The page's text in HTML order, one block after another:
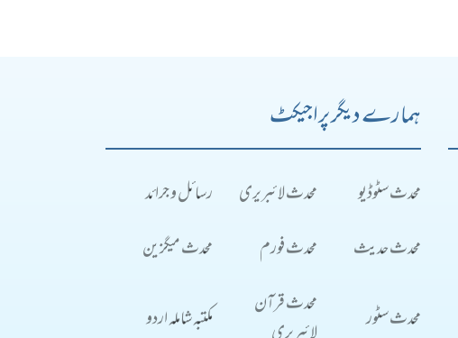
ہمارے دیگر پراجیکٹ
محدث سٹوڈیو محدث لائبریری
رسائل و جرائد
محدث حدیث
محدث فورم محدث میگزین
محدث سٹور
محدث قرآن
مکتبہ شاملہ اردو